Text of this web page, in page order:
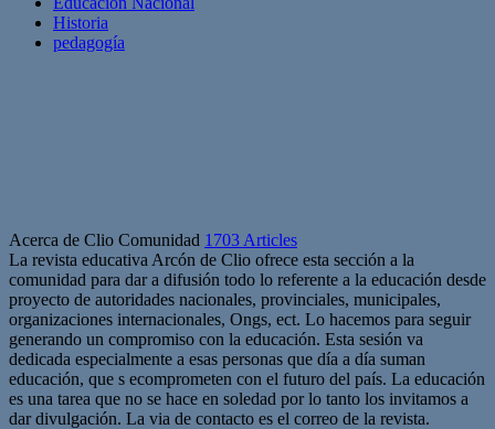
Historia
pedagogía
Acerca de Clio Comunidad 1703 Articles
La revista educativa Arcón de Clio ofrece esta sección a la
comunidad para dar a difusión todo lo referente a la educación desde
proyecto de autoridades nacionales, provinciales, municipales,
organizaciones internacionales, Ongs, ect. Lo hacemos para seguir
generando un compromiso con la educación. Esta sesión va
dedicada especialmente a esas personas que día a día suman
educación, que s ecomprometen con el futuro del país. La educación
es una tarea que no se hace en soledad por lo tanto los invitamos a
dar divulgación. La via de contacto es el correo de la revista.